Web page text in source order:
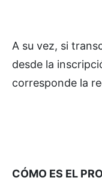
A su vez, si
desde la
corresponde la
CÓMO ES EL